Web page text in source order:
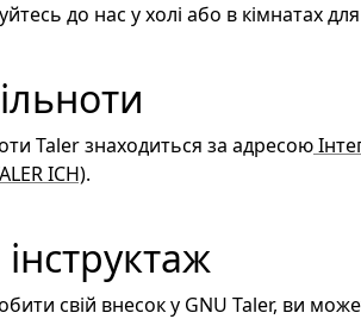
до нас у холі або в кімнатах для
Taler знаходиться за адресою
ICH).
свій внесок у GNU Taler, ви